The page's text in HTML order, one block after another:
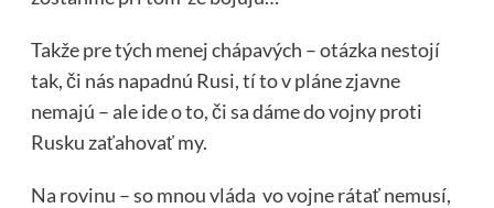
Takže pre tých menej chápavých – otázka nestojí
tak, či nás napadnú Rusi, tí to v pláne zjavne
nemajú – ale ide o to, či sa dáme do vojny proti
Rusku zaťahovať my.
Na rovinu – so mnou vláda vo vojne rátať nemusí,